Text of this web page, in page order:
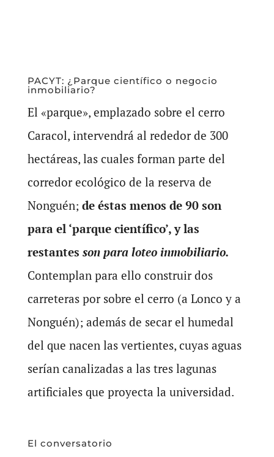
PACYT: ¿Parque científico o negocio
inmobiliario?
El «parque», emplazado sobre el cerro
Caracol, intervendrá al rededor de 300
hectáreas, las cuales forman parte del
corredor ecológico de la reserva de
Nonguén; de éstas menos de 90 son
para el ‘parque científico’, y las
restantes son para loteo inmobiliario.
Contemplan para ello construir dos
carreteras por sobre el cerro (a Lonco y a
Nonguén); además de secar el humedal
del que nacen las vertientes, cuyas aguas
serían canalizadas a las tres lagunas
artificiales que proyecta la universidad.
El conversatorio